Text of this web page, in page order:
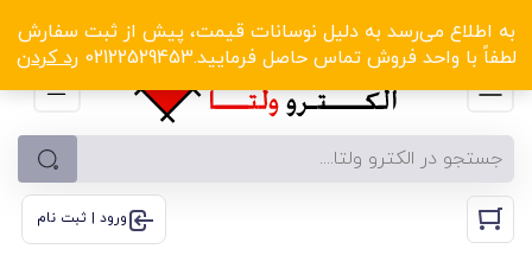
به اطلاع می‌رسد به دلیل نوسانات قیمت، پیش از ثبت سفارش
لطفاً با واحد فروش تماس حاصل فرمایید.02122529453
رد کردن
الکترو ولتا با تخفیف‌های شگفت‌انگیز! کلیک کنید
ورود | ثبت نام